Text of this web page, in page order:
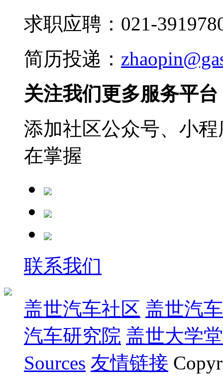
求职应聘：021-
简历投递：
关注我们更多服务平台
添加社区公众号、小
在掌握
联系我们
盖世汽车社区 盖世汽
汽车研究院 盖世大学堂
Sources 友情链接